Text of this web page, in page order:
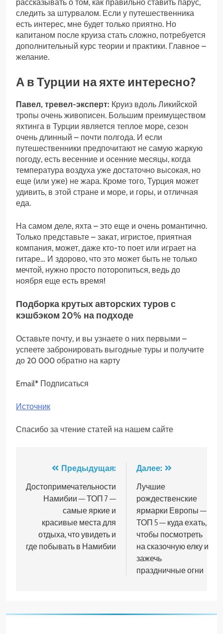
рассказывать о том, как правильно ставить парус,
следить за штурвалом. Если у путешественника
есть интерес, мне будет только приятно. Но
капитаном после круиза стать сложно, потребуется
дополнительный курс теории и практики. Главное –
желание.
А в Турции на яхте интересно?
Павел, тревел-эксперт: Круиз вдоль Ликийской
тропы очень живописен. Большим преимуществом
яхтинга в Турции является теплое море, сезон
очень длинный – почти полгода. И если
путешественники предпочитают не самую жаркую
погоду, есть весенние и осенние месяцы, когда
температура воздуха уже достаточно высокая, но
еще (или уже) не жара. Кроме того, Турция может
удивить, в этой стране и море, и горы, и отличная
еда.
На самом деле, яхта – это еще и очень романтично.
Только представьте – закат, игристое, приятная
компания, может, даже кто-то поет или играет на
гитаре… И здорово, что это может быть не только
мечтой, нужно просто поторопиться, ведь до
ноября еще есть время!
Подборка крутых авторских туров с
кэшбэком 20% на подходе
Оставьте почту, и вы узнаете о них первыми –
успеете забронировать выгодные туры и получите
до 20 000 обратно на карту
Email* Подписаться
Источник
Спасибо за чтение статей на нашем сайте
Навигация
по
записям
Предыдущая:
Достопримечательности
Намибии — ТОП 7 —
самые яркие и
красивые места для
отдыха, что увидеть и
где побывать в Намибии
Далее:
Лучшие
рождественские
ярмарки Европы —
ТОП 5 — куда ехать,
чтобы посмотреть
на сказочную елку и
зажечь
праздничные огни